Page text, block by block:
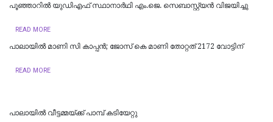
പൂഞ്ഞാറിൽ യുഡിഎഫ് സ്ഥാനാർഥി എം.ജെ. സെബാസ്റ്റ്യൻ വിജയിച്ചു
READ MORE
പാലായിൽ മാണി സി കാപ്പൻ; ജോസ് കെ മാണി തോറ്റത് 2172 വോട്ടിന്
READ MORE
പാലായിൽ വീട്ടമ്മയ്ക്ക് പാമ്പ് കടിയേറ്റു